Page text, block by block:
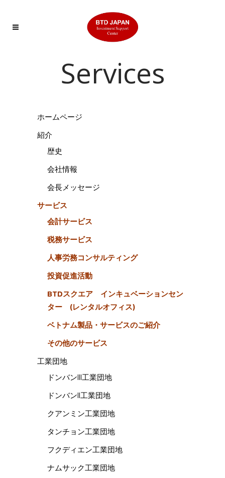
Services
ホームページ
紹介
歴史
会社情報
会長メッセージ
サービス
会計サービス
税務サービス
人事労務コンサルティング
投資促進活動
BTDスクエア インキュベーションセン
ター (レンタルオフィス)
ベトナム製品・サービスのご紹介
その他のサービス
工業団地
ドンバンIII工業団地
ドンバンII工業団地
クアンミン工業団地
タンチョン工業団地
フクディエン工業団地
ナムサック工業団地